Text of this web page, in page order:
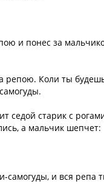
и понес за
Коли ты
седой старик с
а мальчик шепчет:
самогуды, и вся репа